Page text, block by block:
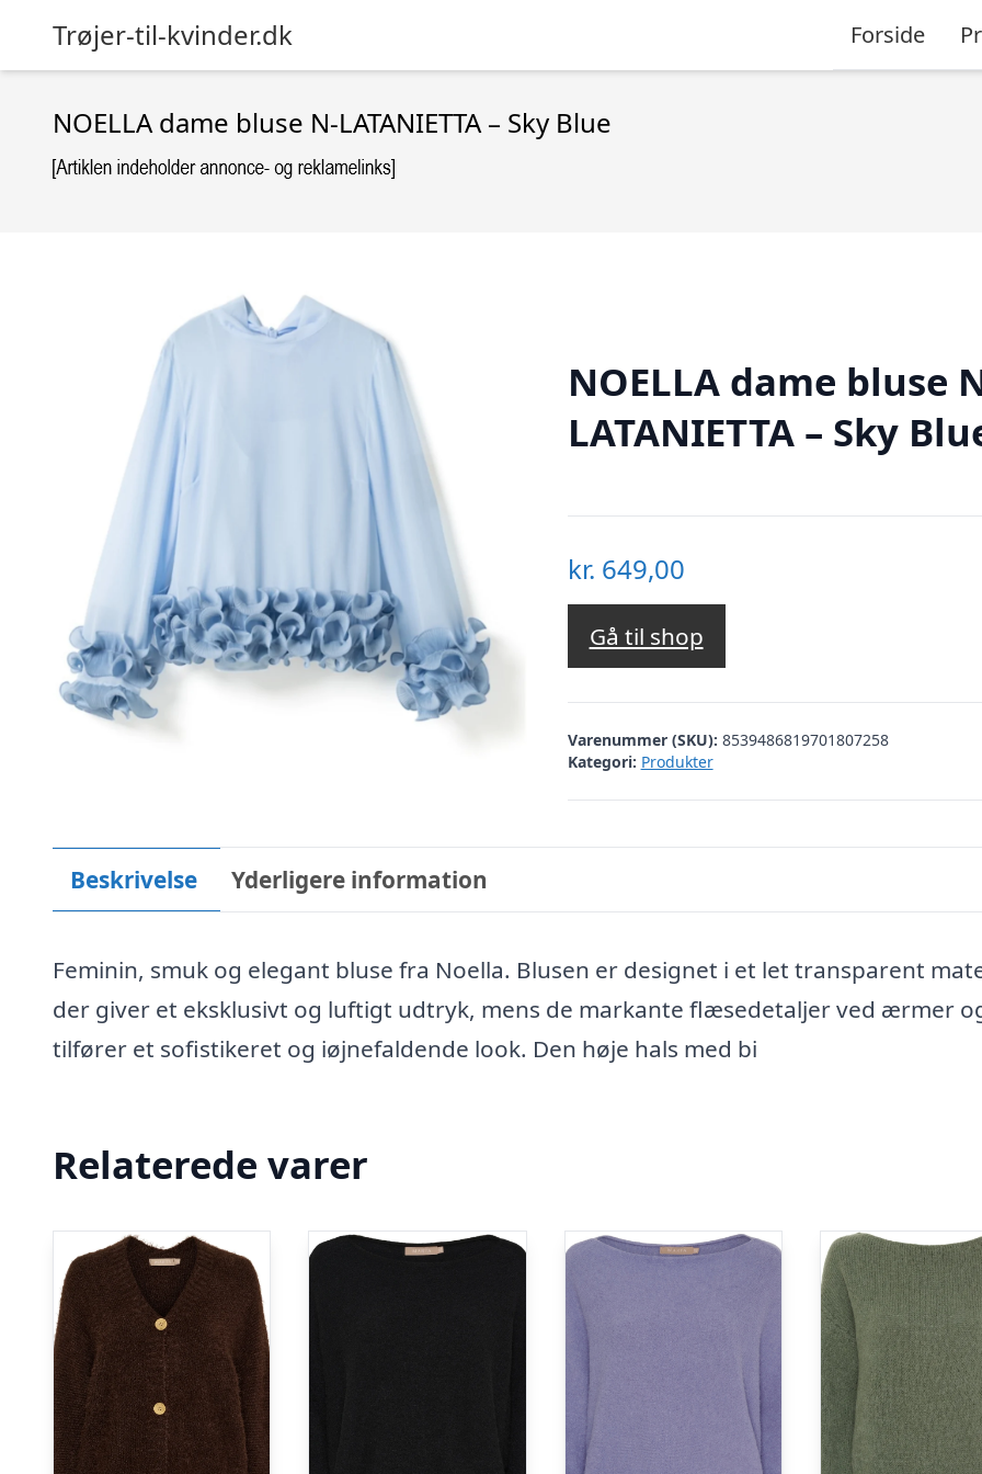
Trøjer-til-kvinder.dk Forside
NOELLA dame bluse N-LATANIETTA – Sky Blue
NOELLA dame bluse
LATANIETTA – Sky
kr. 649,00
Gå til shop
Varenummer (SKU): 8539486819701807258
Kategori: Produkter
Beskrivelse Yderligere information
Feminin, smuk og elegant bluse fra Noella. Blusen er designet i et let transparent
der giver et eksklusivt og luftigt udtryk, mens de markante flæsedetaljer ved ærmer
tilfører et sofistikeret og iøjnefaldende look. Den høje hals med bi
Relaterede varer